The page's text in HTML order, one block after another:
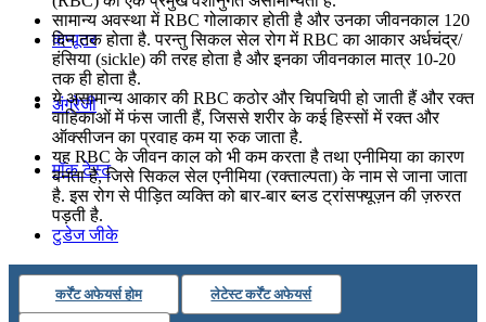
कंप्यूटर
अंग्रेजी
मॉक टेस्ट
टुडेज जीके
Menu Menu
सामान्य अवस्था में RBC गोलाकार होती है और उनका जीवनकाल 120
दिन तक होता है. परन्तु सिकल सेल रोग में RBC का आकार अर्धचंद्र/
हंसिया (sickle) की तरह होता है और इनका जीवनकाल मात्र 10-20
तक ही होता है.
ये असामान्य आकार की RBC कठोर और चिपचिपी हो जाती हैं और रक्त
वाहिकाओं में फंस जाती हैं, जिससे शरीर के कई हिस्सों में रक्त और
ऑक्सीजन का प्रवाह कम या रुक जाता है.
यह RBC के जीवन काल को भी कम करता है तथा एनीमिया का कारण
बनता है, जिसे सिकल सेल एनीमिया (रक्ताल्पता) के नाम से जाना जाता
है. इस रोग से पीड़ित व्यक्ति को बार-बार ब्लड ट्रांसफ्यूज़न की ज़रुरत
पड़ती है.
कर्रेंट अफेयर्स होम लेटेस्ट कर्रेंट अफेयर्स